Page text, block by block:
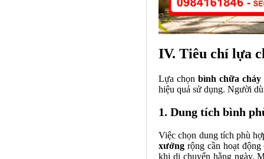
IV. Tiêu chí lựa
Lựa chọn bình chữa cháy
hiệu quả sử dụng. Người
1. Dung tích bình
Việc chọn dung tích phù
xưởng rộng cần hoạt
khi di chuyển hằng ngày.